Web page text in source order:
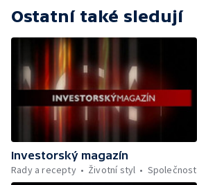
Ostatní také sledují
Investorský magazín
Rady a recepty
Životní styl Společnost